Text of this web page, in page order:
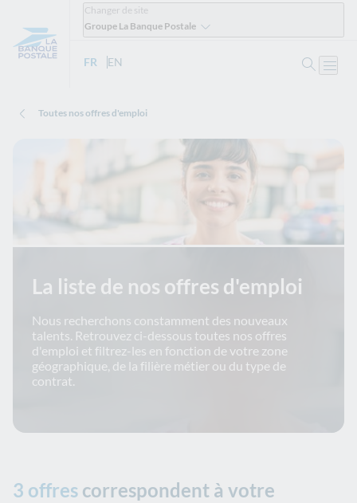
Changer de site
Groupe La Banque Postale
FR - Version française
EN
Toutes nos offres d'emploi
La liste de nos offres d'emploi
Nous recherchons constamment des nouveaux
talents. Retrouvez ci-dessous toutes nos offres
d'emploi et filtrez-les en fonction de votre zone
géographique, de la filière métier ou du type de
contrat.
3 offres correspondent à votre